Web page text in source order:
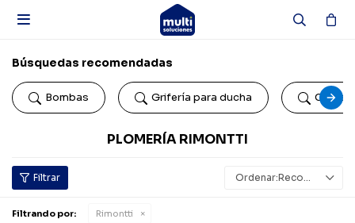

Búsquedas recomendadas
Bombas Grifería para ducha Colillas
PLOMERÍA RIMONTTI
Recomendados
Filtrando por: Rimontti